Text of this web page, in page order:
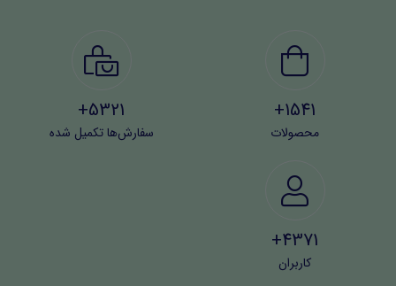
1541+
محصولات
5321+
سفارش‌ها تکمیل شده
4371+
کاربران